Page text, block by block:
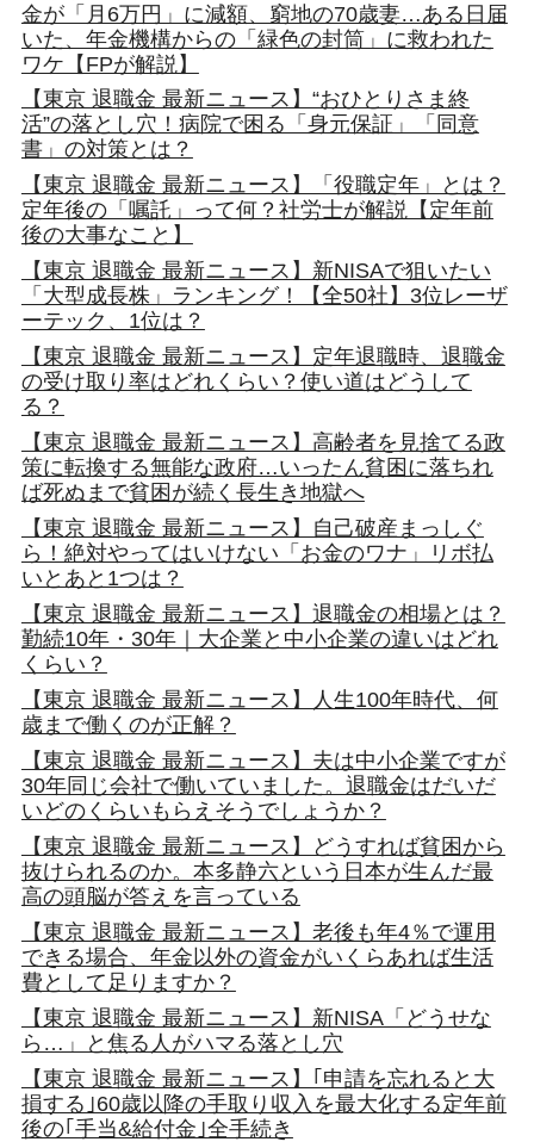
金が「月6万円」に減額、窮地の70歳妻…ある日届
いた、年金機構からの「緑色の封筒」に救われた
ワケ【FPが解説】
【東京 退職金 最新ニュース】“おひとりさま終
活”の落とし穴！病院で困る「身元保証」「同意
書」の対策とは？
【東京 退職金 最新ニュース】「役職定年」とは？
定年後の「嘱託」って何？社労士が解説【定年前
後の大事なこと】
【東京 退職金 最新ニュース】新NISAで狙いたい
「大型成長株」ランキング！【全50社】3位レーザ
ーテック、1位は？
【東京 退職金 最新ニュース】定年退職時、退職金
の受け取り率はどれくらい？使い道はどうして
る？
【東京 退職金 最新ニュース】高齢者を見捨てる政
策に転換する無能な政府…いったん貧困に落ちれ
ば死ぬまで貧困が続く長生き地獄へ
【東京 退職金 最新ニュース】自己破産まっしぐ
ら！絶対やってはいけない「お金のワナ」リボ払
いとあと1つは？
【東京 退職金 最新ニュース】退職金の相場とは？
勤続10年・30年｜大企業と中小企業の違いはどれ
くらい？
【東京 退職金 最新ニュース】人生100年時代、何
歳まで働くのが正解？
【東京 退職金 最新ニュース】夫は中小企業ですが
30年同じ会社で働いていました。退職金はだいだ
いどのくらいもらえそうでしょうか？
【東京 退職金 最新ニュース】どうすれば貧困から
抜けられるのか。本多静六という日本が生んだ最
高の頭脳が答えを言っている
【東京 退職金 最新ニュース】老後も年4％で運用
できる場合、年金以外の資金がいくらあれば生活
費として足りますか？
【東京 退職金 最新ニュース】新NISA「どうせな
ら…」と焦る人がハマる落とし穴
【東京 退職金 最新ニュース】｢申請を忘れると大
損する｣60歳以降の手取り収入を最大化する定年前
後の｢手当&給付金｣全手続き